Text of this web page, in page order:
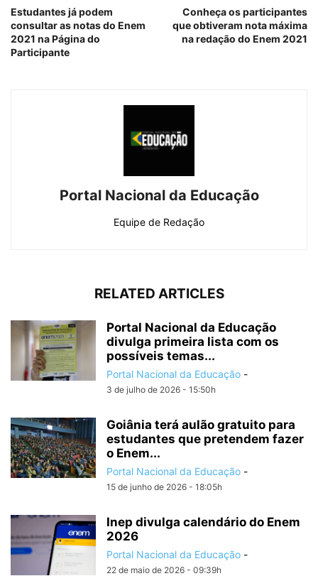
Estudantes já podem
consultar as notas do Enem
2021 na Página do
Participante
Conheça os participantes
que obtiveram nota máxima
na redação do Enem 2021
Portal Nacional da Educação
Equipe de Redação
RELATED ARTICLES
Portal Nacional da Educação
divulga primeira lista com os
possíveis temas...
Portal Nacional da Educação -
3 de julho de 2026 - 15:50h
Goiânia terá aulão gratuito para
estudantes que pretendem fazer
o Enem...
Portal Nacional da Educação -
15 de junho de 2026 - 18:05h
Inep divulga calendário do Enem
2026
Portal Nacional da Educação -
22 de maio de 2026 - 09:39h